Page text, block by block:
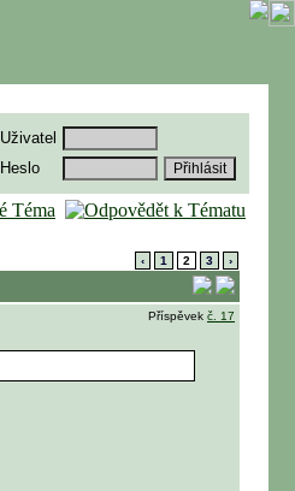
Uživatel
Heslo
‹ 1 2 3
›
Příspěvek č. 17